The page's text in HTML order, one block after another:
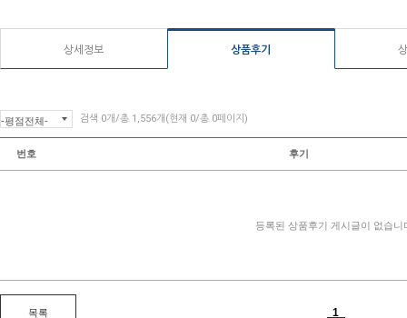
상세정보 상품후기